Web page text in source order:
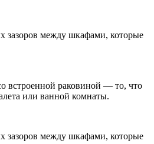
раковиной — то, что
или ванной комнаты.